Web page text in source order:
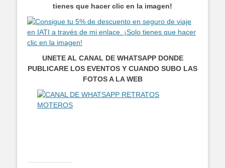
tienes que hacer clic en la imagen!
UNETE AL CANAL DE WHATSAPP DONDE
PUBLICARE LOS EVENTOS Y CUANDO SUBO LAS
FOTOS A LA WEB